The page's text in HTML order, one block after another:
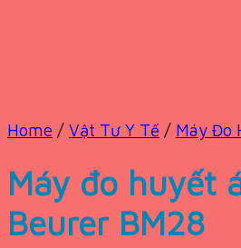
Home / Vật Tư Y Tế / Máy Đo
Máy đo huyết
Beurer BM28